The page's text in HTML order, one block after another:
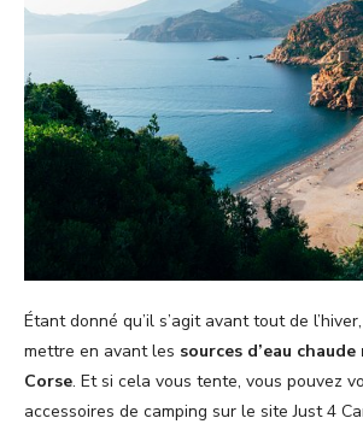
Étant donné qu’il s’agit avant tout de
mettre en avant les sources d’eau
Corse. Et si cela vous tente, vous pouvez
accessoires de camping sur le site Just 4